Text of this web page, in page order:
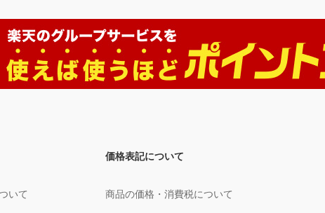
いて
価格表記について
商品の価格・消費税について